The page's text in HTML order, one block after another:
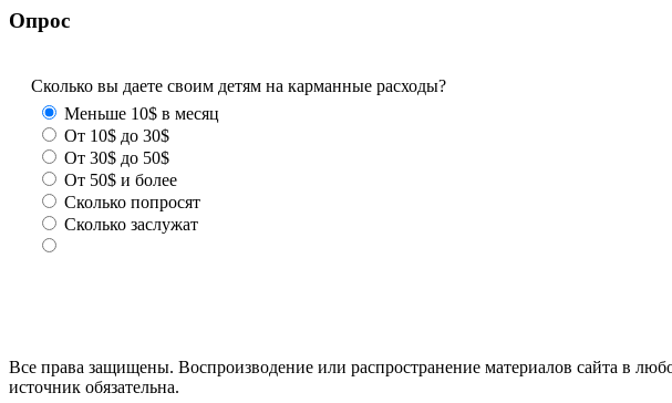
Опрос
Сколько вы даете своим детям на карманные расходы?
Меньше 10$ в месяц
От 10$ до 30$
От 30$ до 50$
От 50$ и более
Сколько попросят
Сколько заслужат
Все права защищены. Воспроизводение или распространение материалов сайта в
источник обязательна.